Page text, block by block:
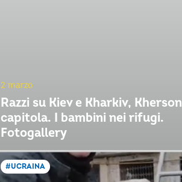
2 marzo
Razzi su Kiev e Kharkiv, Kherson
capitola. I bambini nei rifugi.
Fotogallery
#UCRAINA